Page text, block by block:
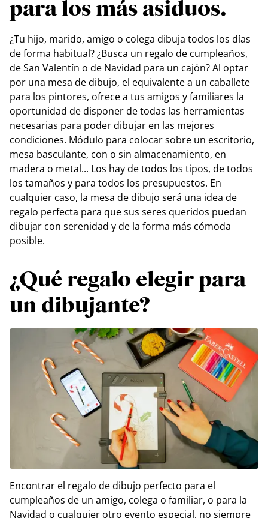
para los más asiduos.
¿Tu hijo, marido, amigo o colega dibuja todos los días
de forma habitual? ¿Busca un regalo de cumpleaños,
de San Valentín o de Navidad para un cajón? Al optar
por una mesa de dibujo, el equivalente a un caballete
para los pintores, ofrece a tus amigos y familiares la
oportunidad de disponer de todas las herramientas
necesarias para poder dibujar en las mejores
condiciones. Módulo para colocar sobre un escritorio,
mesa basculante, con o sin almacenamiento, en
madera o metal... Los hay de todos los tipos, de todos
los tamaños y para todos los presupuestos. En
cualquier caso, la mesa de dibujo será una idea de
regalo perfecta para que sus seres queridos puedan
dibujar con serenidad y de la forma más cómoda
posible.
¿Qué regalo elegir para
un dibujante?
Encontrar el regalo de dibujo perfecto para el
cumpleaños de un amigo, colega o familiar, o para la
Navidad o cualquier otro evento especial, no siempre